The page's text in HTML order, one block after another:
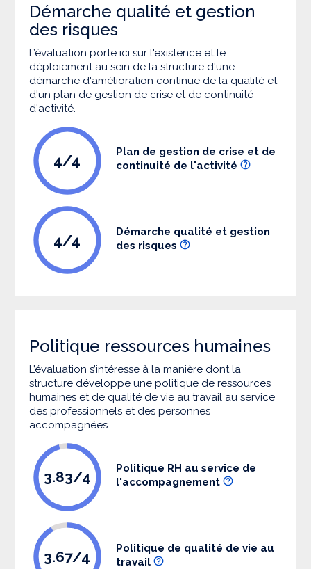
Démarche qualité et gestion
des risques
L’évaluation porte ici sur l'existence et le
déploiement au sein de la structure d'une
démarche d'amélioration continue de la qualité et
d'un plan de gestion de crise et de continuité
d'activité.
4/4
Plan de gestion de crise et de
continuité de l'activité
4/4
Démarche qualité et gestion
des risques
Politique ressources humaines
L’évaluation s’intéresse à la manière dont la
structure développe une politique de ressources
humaines et de qualité de vie au travail au service
des professionnels et des personnes
accompagnées.
3.83/4
Politique RH au service de
l'accompagnement
3.67/4
Politique de qualité de vie au
travail